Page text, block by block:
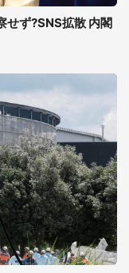
せず?SNS拡散 内閣